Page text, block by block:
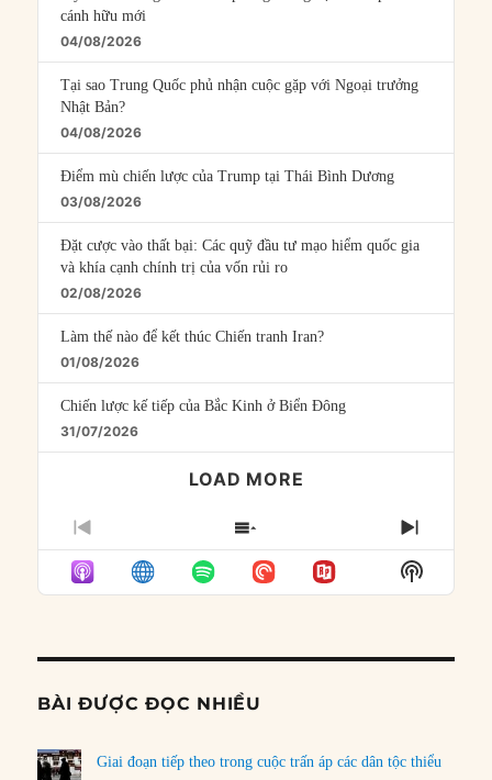
cánh hữu mới
04/08/2026
Tại sao Trung Quốc phủ nhận cuộc gặp với Ngoại trưởng
Nhật Bản?
04/08/2026
Điểm mù chiến lược của Trump tại Thái Bình Dương
03/08/2026
Đặt cược vào thất bại: Các quỹ đầu tư mạo hiểm quốc gia
và khía cạnh chính trị của vốn rủi ro
02/08/2026
Làm thế nào để kết thúc Chiến tranh Iran?
01/08/2026
Chiến lược kế tiếp của Bắc Kinh ở Biển Đông
31/07/2026
LOAD MORE
PREVIOUS
EPISODE
SHOW
EPISODES
LIST
NEXT
Show
Podcast
BÀI ĐƯỢC ĐỌC NHIỀU
Giai đoạn tiếp theo trong cuộc trấn áp các dân tộc thiểu